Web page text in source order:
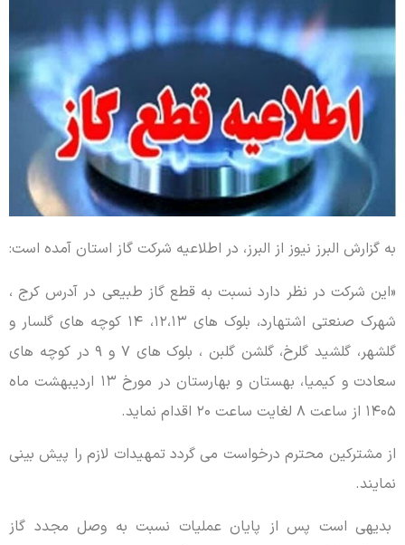
به گزارش البرز نیوز از البرز، در اطلاعیه شرکت گاز استان آمده است:
«این شرکت در نظر دارد نسبت به قطع گاز طبیعی در آدرس کرج ،
شهرک صنعتی اشتهارد، بلوک های ۱۲،۱۳، ۱۴ کوچه های گلسار و
گلشهر، گلشید گلرخ، گلشن گلبن ، بلوک های ۷ و ۹ در کوچه های
سعادت و کیمیا، بهستان و بهارستان در مورخ ۱۳ اردیبهشت ماه
۱۴۰۵ از ساعت ۸ لغایت ساعت ۲۰ اقدام نماید.
از مشترکین محترم درخواست می گردد تمهیدات لازم را پیش بینی
نمایند.
بدیهی است پس از پایان عملیات نسبت به وصل مجدد گاز